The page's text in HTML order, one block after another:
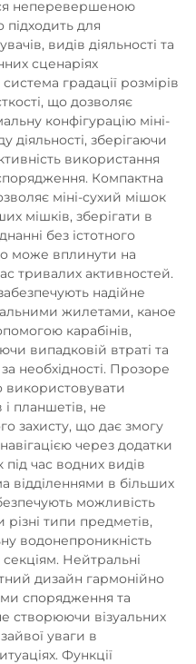
неперевершеною
підходить для
видів діяльності та
сценаріях
градації розмірів
що дозволяє
конфігурацію міні-
діяльності, зберігаючи
використання
Компактна
міні-сухий мішок
мішків, зберігати в
без істотного
може вплинути на
тривалих активностей.
надійне
жилетами, каное
карабінів,
випадковій втраті та
необхідності. Прозоре
використовувати
планшетів, не
захисту, що дає змогу
через додатки
під час водних видів
відділеннями в більших
можливість
різні типи предметів,
водонепроникність
Нейтральні
дизайн гармонійно
спорядження та
створюючи візуальних
уваги в
Функції